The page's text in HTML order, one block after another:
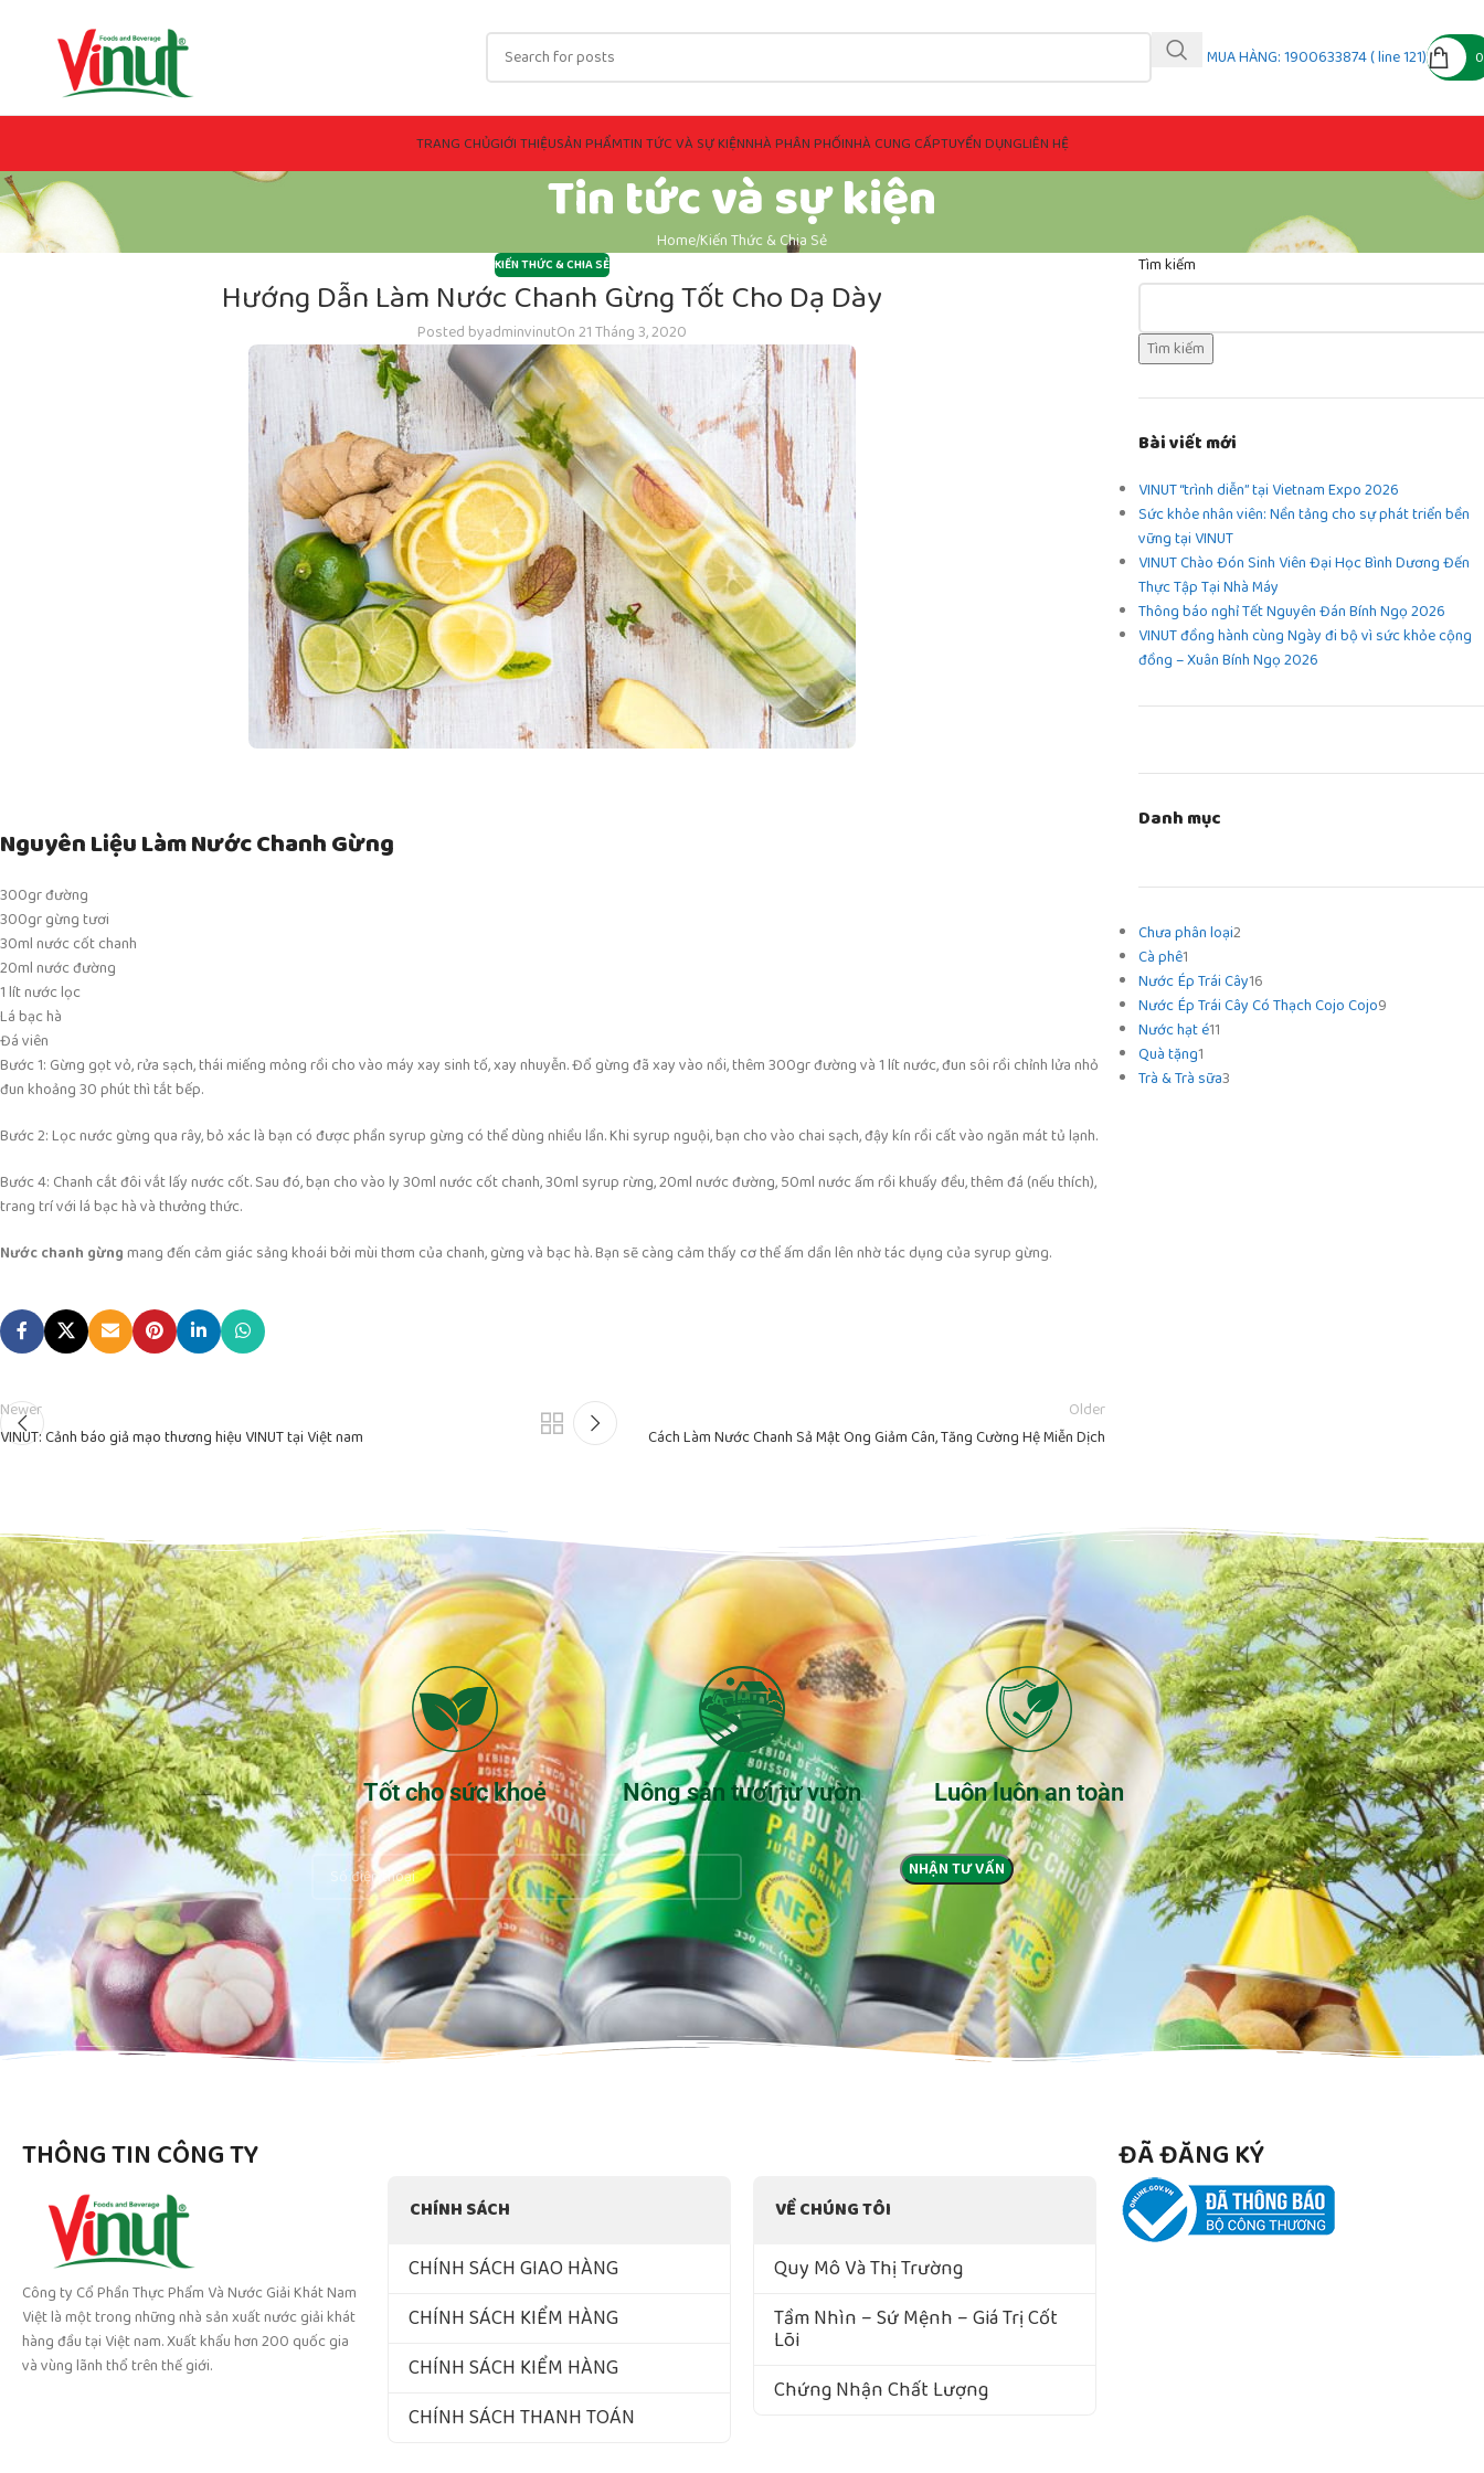
MUA HÀNG: 1900633874 ( line 121)
TRANG CHỦGIỚI THIỆUSẢN PHẨMTIN TỨC VÀ SỰ KIỆNNHÀ PHÂN PHỐINHÀ CUNG CẤPTUYỂN DỤNGLIÊN HỆ
Tin tức và sự kiện
HomeKiến Thức & Chia Sẻ
KIẾN THỨC & CHIA SẺ
Hướng Dẫn Làm Nước Chanh Gừng Tốt Cho Dạ Dày
Posted byadminvinutOn 21 Tháng 3, 2020
Nguyên Liệu Làm Nước Chanh Gừng
300gr đường
300gr gừng tươi
30ml nước cốt chanh
20ml nước đường
1 lít nước lọc
Lá bạc hà
Đá viên
Bước 1: Gừng gọt vỏ, rửa sạch, thái miếng mỏng rồi cho vào máy xay sinh tố, xay nhuyễn. Đổ gừng đã xay vào nồi, thêm 300gr đường và 1 lít nước, đun sôi rồi chỉnh lửa nhỏ
đun khoảng 30 phút thì tắt bếp.
Bước 2: Lọc nước gừng qua rây, bỏ xác là bạn có được phần syrup gừng có thể dùng nhiều lần. Khi syrup nguội, bạn cho vào chai sạch, đậy kín rồi cất vào ngăn mát tủ lạnh.
Bước 4: Chanh cắt đôi vắt lấy nước cốt. Sau đó, bạn cho vào ly 30ml nước cốt chanh, 30ml syrup rừng, 20ml nước đường, 50ml nước ấm rồi khuấy đều, thêm đá (nếu thích),
trang trí với lá bạc hà và thưởng thức.
Nước chanh gừngmang đến cảm giác sảng khoái bởi mùi thơm của chanh, gừng và bạc hà. Bạn sẽ càng cảm thấy cơ thể ấm dần lên nhờ tác dụng của syrup gừng.
Newer
VINUT: Cảnh báo giả mạo thương hiệu VINUT tại Việt nam
Older
Cách Làm Nước Chanh Sả Mật Ong Giảm Cân, Tăng Cường Hệ Miễn Dịch
Tìm kiếm
Tìm kiếm
Bài viết mới
VINUT “trình diễn” tại Vietnam Expo 2026
Sức khỏe nhân viên: Nền tảng cho sự phát triển bền
vững tại VINUT
VINUT Chào Đón Sinh Viên Đại Học Bình Dương Đến
Thực Tập Tại Nhà Máy
Thông báo nghỉ Tết Nguyên Đán Bính Ngọ 2026
VINUT đồng hành cùng Ngày đi bộ vì sức khỏe cộng
đồng – Xuân Bính Ngọ 2026
Danh mục
Chưa phân loại2
Cà phê1
Nước Ép Trái Cây16
Nước Ép Trái Cây Có Thạch Cojo Cojo9
Nước hạt é11
Quà tặng1
Trà & Trà sữa3
Tốt cho sức khoẻ Nông sản tươi từ vườn Luôn luôn an toàn
THÔNG TIN CÔNG TY
Công ty Cổ Phần Thực Phẩm Và Nước Giải Khát Nam
Việt là một trong những nhà sản xuất nước giải khát
hàng đầu tại Việt nam. Xuất khẩu hơn 200 quốc gia
và vùng lãnh thổ trên thế giới.
CHÍNH SÁCH
CHÍNH SÁCH GIAO HÀNG
CHÍNH SÁCH KIỂM HÀNG
CHÍNH SÁCH KIỂM HÀNG
CHÍNH SÁCH THANH TOÁN
VỀ CHÚNG TÔI
Quy Mô Và Thị Trường
Tầm Nhìn – Sứ Mệnh – Giá Trị Cốt
Lõi
Chứng Nhận Chất Lượng
ĐÃ ĐĂNG KÝ